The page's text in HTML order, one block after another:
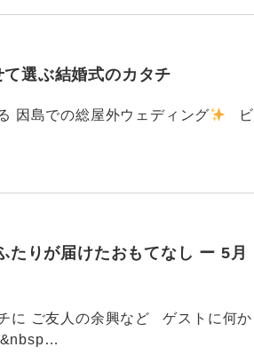
選ぶ結婚式のカタチ
因島での総屋外ウェディング
ビ
たりが届けたおもてなし ー 5月
に ご友人の余興など ゲストに何か
&nbsp…